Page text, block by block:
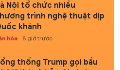
Nội tổ chức nhiều
trình nghệ thuật dịp
khánh
hóa 8 giờ trước
thống Trump gọi bầu